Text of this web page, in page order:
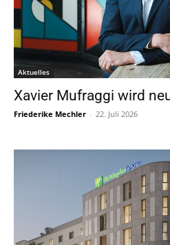
Aktuelles
Xavier Mufraggi wird
Friederike Mechler - 22. Juli 2026